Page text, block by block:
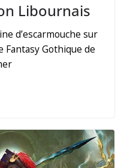
Libournais
d’escarmouche sur
Fantasy Gothique de